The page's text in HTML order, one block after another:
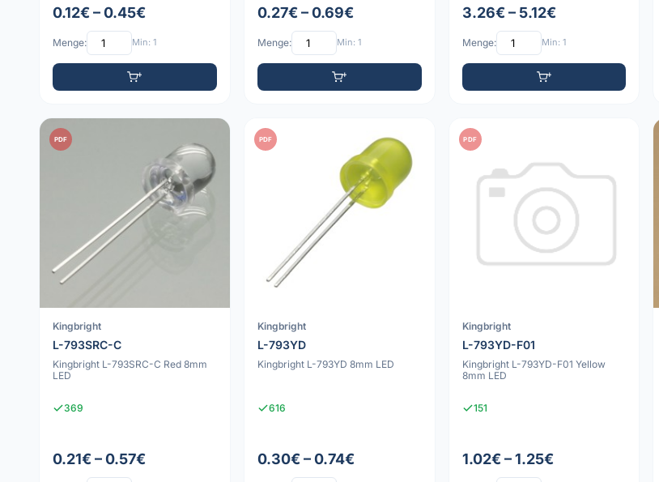
0.12€ – 0.45€
Menge: Min: 1
0.27€ – 0.69€
Menge: Min: 1
3.26€ – 5.12€
Menge: Min: 1
PDF
Kingbright
L-793SRC-C
Kingbright L-793SRC-C Red 8mm
LED
369
0.21€ – 0.57€
PDF
Kingbright
L-793YD
Kingbright L-793YD 8mm LED
616
0.30€ – 0.74€
PDF
Kingbright
L-793YD-F01
Kingbright L-793YD-F01 Yellow
8mm LED
151
1.02€ – 1.25€